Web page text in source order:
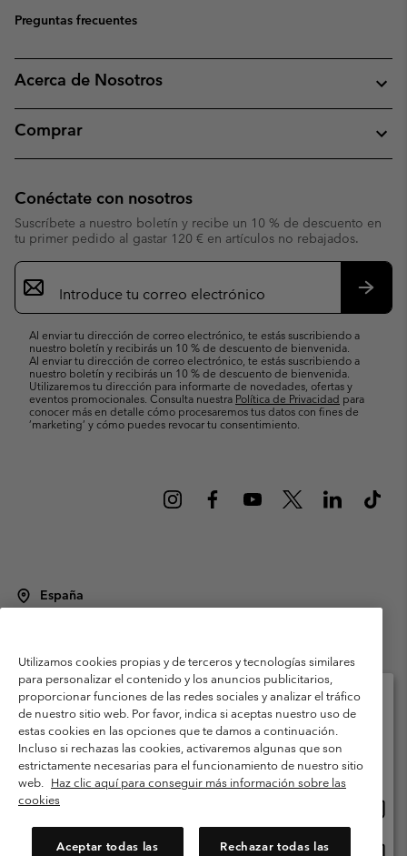
Preguntas frecuentes
Acerca de Nosotros
Comprar
Conéctate con nosotros
Suscríbete a nuestro boletín y recibe un 10 % de descuento en
tu primer pedido al gastar 120 € en artículos no rebajados.
Suscripción
de
correo
Al enviar tu dirección de correo electrónico, te estás suscribiendo a
nuestro boletín y recibirás un 10 % de descuento de bienvenida.
Al enviar tu dirección de correo electrónico, te estás suscribiendo a
nuestro boletín y recibirás un 10 % de descuento de bienvenida.
Utilizaremos tu dirección para informarte de novedades, ofertas y
eventos promocionales. Consulta nuestra Política de Privacidad para
conocer más en detalle cómo procesaremos tus datos con fines de
’marketing’ y cómo puedes revocar tu consentimiento.
España
Condiciones de uso
Terminos de Venta
Garantía
Política de Privacidad
Términos y condiciones del programa de miembros
Términos De Uso Del Contenido Generado Por Los Usuarios
Impressum
Cookies Public CBCR
Utilizamos cookies propias y de terceros y tecnologías similares
para personalizar el contenido y los anuncios publicitarios,
proporcionar funciones de las redes sociales y analizar el tráfico
de nuestro sitio web. Por favor, indica si aceptas nuestro uso de
estas cookies en las opciones que te damos a continuación.
Incluso si rechazas las cookies, activaremos algunas que son
estrictamente necesarias para el funcionamiento de nuestro sitio
web. Haz clic aquí para conseguir más información sobre las
cookies
Aceptar todas las
Rechazar todas las
Selecciona tu país e idioma envío
Compras en línea disponibles
línea
España